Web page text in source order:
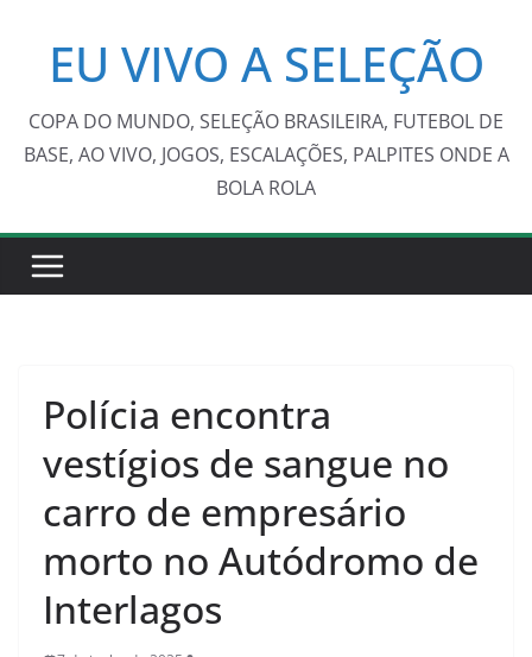
conteúdo
EU VIVO A SELEÇÃO
COPA DO MUNDO, SELEÇÃO BRASILEIRA, FUTEBOL DE
BASE, AO VIVO, JOGOS, ESCALAÇÕES, PALPITES ONDE A
BOLA ROLA
Polícia encontra
vestígios de sangue no
carro de empresário
morto no Autódromo de
Interlagos